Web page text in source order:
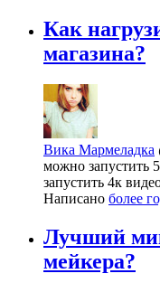
Как
магазина?
Вика Мармеладка
можно запустить
запустить 4к
Написано более
Лучший
мейкера?